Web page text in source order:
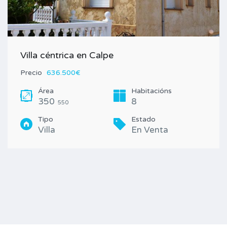
Villa céntrica en Calpe
Precio 636.500€
Área
350 550
Habitacións
8
Tipo
Villa
Estado
En Venta